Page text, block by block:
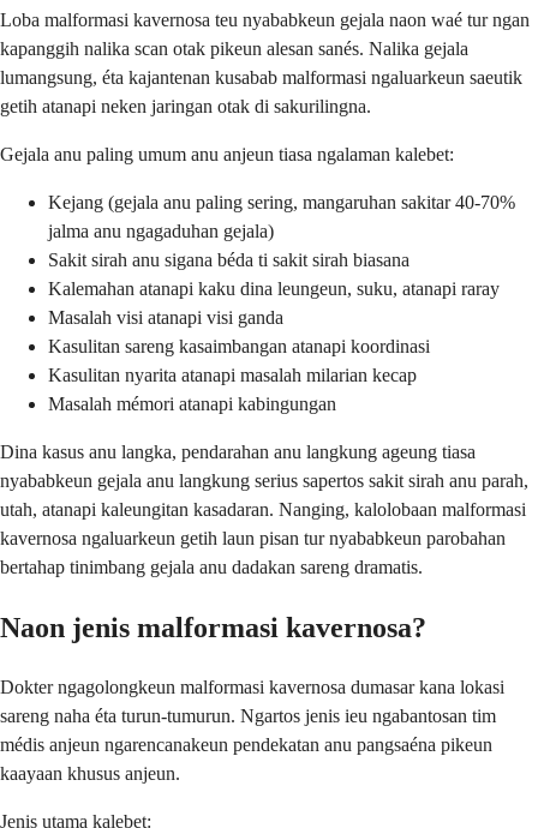
Loba malformasi kavernosa teu nyababkeun gejala naon waé tur ngan
kapanggih nalika scan otak pikeun alesan sanés. Nalika gejala
lumangsung, éta kajantenan kusabab malformasi ngaluarkeun saeutik
getih atanapi neken jaringan otak di sakurilingna.
Gejala anu paling umum anu anjeun tiasa ngalaman kalebet:
Kejang (gejala anu paling sering, mangaruhan sakitar 40-70%
jalma anu ngagaduhan gejala)
Sakit sirah anu sigana béda ti sakit sirah biasana
Kalemahan atanapi kaku dina leungeun, suku, atanapi raray
Masalah visi atanapi visi ganda
Kasulitan sareng kasaimbangan atanapi koordinasi
Kasulitan nyarita atanapi masalah milarian kecap
Masalah mémori atanapi kabingungan
Dina kasus anu langka, pendarahan anu langkung ageung tiasa
nyababkeun gejala anu langkung serius sapertos sakit sirah anu parah,
utah, atanapi kaleungitan kasadaran. Nanging, kalolobaan malformasi
kavernosa ngaluarkeun getih laun pisan tur nyababkeun parobahan
bertahap tinimbang gejala anu dadakan sareng dramatis.
Naon jenis malformasi kavernosa?
Dokter ngagolongkeun malformasi kavernosa dumasar kana lokasi
sareng naha éta turun-tumurun. Ngartos jenis ieu ngabantosan tim
médis anjeun ngarencanakeun pendekatan anu pangsaéna pikeun
kaayaan khusus anjeun.
Jenis utama kalebet: